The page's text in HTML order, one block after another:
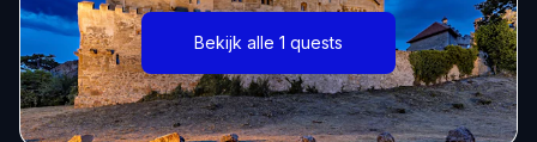
Bekijk alle 1 quests